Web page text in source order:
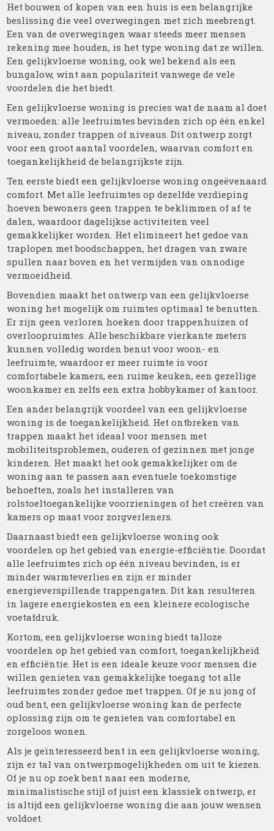
Het bouwen of kopen van een huis is een belangrijke
beslissing die veel overwegingen met zich meebrengt.
Een van de overwegingen waar steeds meer mensen
rekening mee houden, is het type woning dat ze willen.
Een gelijkvloerse woning, ook wel bekend als een
bungalow, wint aan populariteit vanwege de vele
voordelen die het biedt.
Een gelijkvloerse woning is precies wat de naam al doet
vermoeden: alle leefruimtes bevinden zich op één enkel
niveau, zonder trappen of niveaus. Dit ontwerp zorgt
voor een groot aantal voordelen, waarvan comfort en
toegankelijkheid de belangrijkste zijn.
Ten eerste biedt een gelijkvloerse woning ongeëvenaard
comfort. Met alle leefruimtes op dezelfde verdieping
hoeven bewoners geen trappen te beklimmen of af te
dalen, waardoor dagelijkse activiteiten veel
gemakkelijker worden. Het elimineert het gedoe van
traplopen met boodschappen, het dragen van zware
spullen naar boven en het vermijden van onnodige
vermoeidheid.
Bovendien maakt het ontwerp van een gelijkvloerse
woning het mogelijk om ruimtes optimaal te benutten.
Er zijn geen verloren hoeken door trappenhuizen of
overloopruimtes. Alle beschikbare vierkante meters
kunnen volledig worden benut voor woon- en
leefruimte, waardoor er meer ruimte is voor
comfortabele kamers, een ruime keuken, een gezellige
woonkamer en zelfs een extra hobbykamer of kantoor.
Een ander belangrijk voordeel van een gelijkvloerse
woning is de toegankelijkheid. Het ontbreken van
trappen maakt het ideaal voor mensen met
mobiliteitsproblemen, ouderen of gezinnen met jonge
kinderen. Het maakt het ook gemakkelijker om de
woning aan te passen aan eventuele toekomstige
behoeften, zoals het installeren van
rolstoeltoegankelijke voorzieningen of het creëren van
kamers op maat voor zorgverleners.
Daarnaast biedt een gelijkvloerse woning ook
voordelen op het gebied van energie-efficiëntie. Doordat
alle leefruimtes zich op één niveau bevinden, is er
minder warmteverlies en zijn er minder
energieverspillende trappengaten. Dit kan resulteren
in lagere energiekosten en een kleinere ecologische
voetafdruk.
Kortom, een gelijkvloerse woning biedt talloze
voordelen op het gebied van comfort, toegankelijkheid
en efficiëntie. Het is een ideale keuze voor mensen die
willen genieten van gemakkelijke toegang tot alle
leefruimtes zonder gedoe met trappen. Of je nu jong of
oud bent, een gelijkvloerse woning kan de perfecte
oplossing zijn om te genieten van comfortabel en
zorgeloos wonen.
Als je geïnteresseerd bent in een gelijkvloerse woning,
zijn er tal van ontwerpmogelijkheden om uit te kiezen.
Of je nu op zoek bent naar een moderne,
minimalistische stijl of juist een klassiek ontwerp, er
is altijd een gelijkvloerse woning die aan jouw wensen
voldoet.